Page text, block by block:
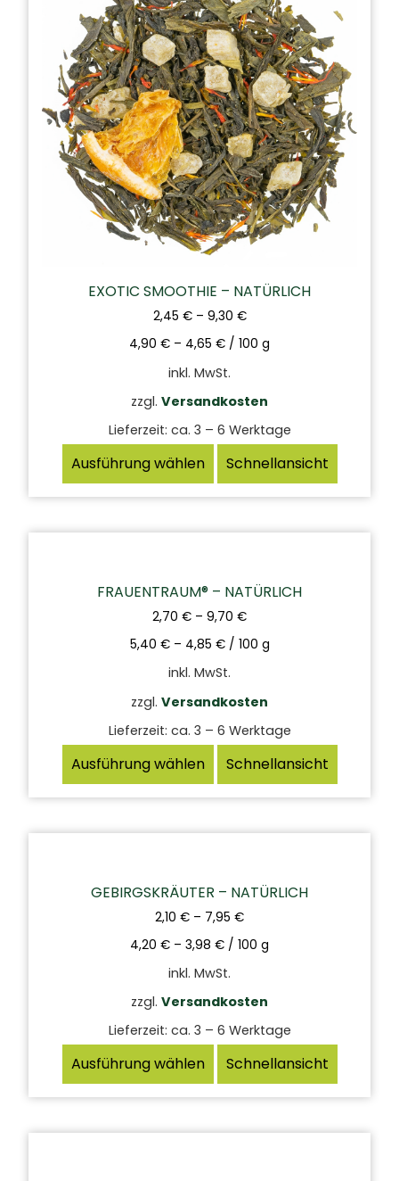
EXOTIC SMOOTHIE – NATÜRLICH
2,45 €– 9,30 €
4,90 € – 4,65 € / 100 g
inkl. MwSt.
zzgl. Versandkosten
Lieferzeit: ca. 3 – 6 Werktage
Ausführung wählen Schnellansicht
FRAUENTRAUM® – NATÜRLICH
2,70 € – 9,70 €
5,40 €– 4,85 €/ 100 g
inkl. MwSt.
zzgl. Versandkosten
Lieferzeit: ca. 3 – 6 Werktage
Ausführung wählen Schnellansicht
GEBIRGSKRÄUTER – NATÜRLICH
2,10 € – 7,95 €
4,20 € – 3,98 € / 100 g
inkl. MwSt.
zzgl. Versandkosten
Lieferzeit: ca. 3 – 6 Werktage
Ausführung wählen Schnellansicht